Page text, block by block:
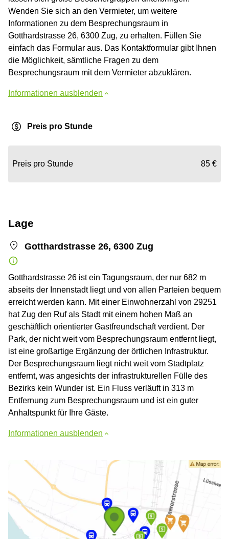
Wenden Sie sich an den Vermieter, um weitere
Informationen zu dem Besprechungsraum in
Gotthardstrasse 26, 6300 Zug, zu erhalten. Füllen Sie
einfach das Formular aus. Das Kontaktformular gibt Ihnen
die Möglichkeit, sämtliche Fragen zu dem
Besprechungsraum mit dem Vermieter abzuklären.
Informationen ausblenden
Preis pro Stunde
Preis pro Stunde 85 €
Lage
Gotthardstrasse 26, 6300 Zug
Gotthardstrasse 26 ist ein Tagungsraum, der nur 682 m
abseits der Innenstadt liegt und von allen Parteien bequem
erreicht werden kann. Mit einer Einwohnerzahl von 29251
hat Zug den Ruf als Stadt mit einem hohen Maß an
geschäftlich orientierter Gastfreundschaft verdient. Der
Park, der nicht weit vom Besprechungsraum entfernt liegt,
ist eine großartige Ergänzung der örtlichen Infrastruktur.
Der Besprechungsraum liegt nicht weit vom Stadtplatz
entfernt, was angesichts der infrastrukturellen Fülle des
Bezirks kein Wunder ist. Ein Fluss verläuft in 313 m
Entfernung zum Besprechungsraum und ist ein guter
Anhaltspunkt für Ihre Gäste.
Informationen ausblenden